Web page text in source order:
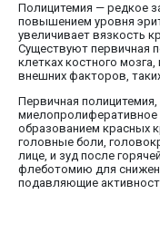
Полицитемия — редкое
повышением уровня
увеличивает вязкость
Существуют первичная
клетках костного
внешних факторов,
Первичная
образованием красных
головные боли,
лице, и зуд после
флеботомию для
подавляющие